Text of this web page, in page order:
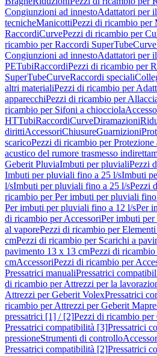
Congiunzioni ad innestoAdattatori per
tecnicheManicottiPezzi di ricambio per
RaccordiCurvePezzi di ricambio per
ricambio per Raccordi SuperTubeCurve
Congiunzioni ad innestoAdattatori per
PETubiRaccordiPezzi di ricambio per
SuperTubeCurveRaccordi speciali
altri materialiPezzi di ricambio per
apparecchiPezzi di ricambio per
ricambio per Sifoni a chiocciola
HTTubiRaccordiCurveDiramazioni
dirittiAccessoriChiusureGuarnizioni
scaricoPezzi di ricambio per
acustico del rumore trasmesso
Geberit PluviaImbuti per pluvialiPezzi
Imbuti per pluviali fino a 25 l/sImbuti
l/sImbuti per pluviali fino a 25 l/sPezzi
ricambio per Per imbuti per pluviali
Per imbuti per pluviali fino a 12 l/sPer
di ricambio per AccessoriPer imbuti
al vaporePezzi di ricambio per
cmPezzi di ricambio per Scarichi a
pavimento 13 x 13 cmPezzi di
cmAccessoriPezzi di ricambio per
Pressatrici manualiPressatrici
di ricambio per Attrezzi per la
Attrezzi per Geberit VolexPressatrici
ricambio per Attrezzi per Geberit
pressatrici [1] / [2]Pezzi di ricambio
Pressatrici compatibilità [3]Pressatrici
pressioneStrumenti di controllo
Pressatrici compatibilità [2]Pressatrici